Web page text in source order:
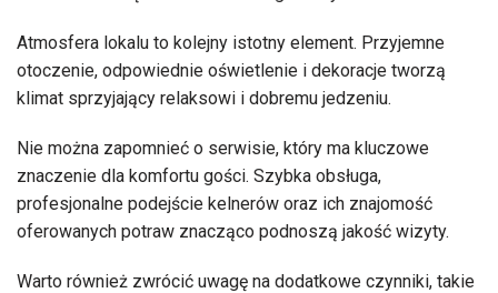
Atmosfera lokalu to kolejny istotny element. Przyjemne
otoczenie, odpowiednie oświetlenie i dekoracje tworzą
klimat sprzyjający relaksowi i dobremu jedzeniu.
Nie można zapomnieć o serwisie, który ma kluczowe
znaczenie dla komfortu gości. Szybka obsługa,
profesjonalne podejście kelnerów oraz ich znajomość
oferowanych potraw znacząco podnoszą jakość wizyty.
Warto również zwrócić uwagę na dodatkowe czynniki, takie